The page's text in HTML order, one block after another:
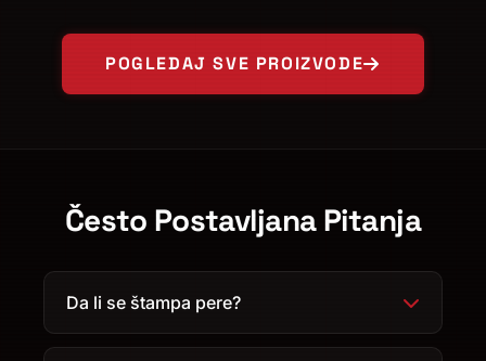
POGLEDAJ SVE PROIZVODE
Često Postavljana Pitanja
Da li se štampa pere?